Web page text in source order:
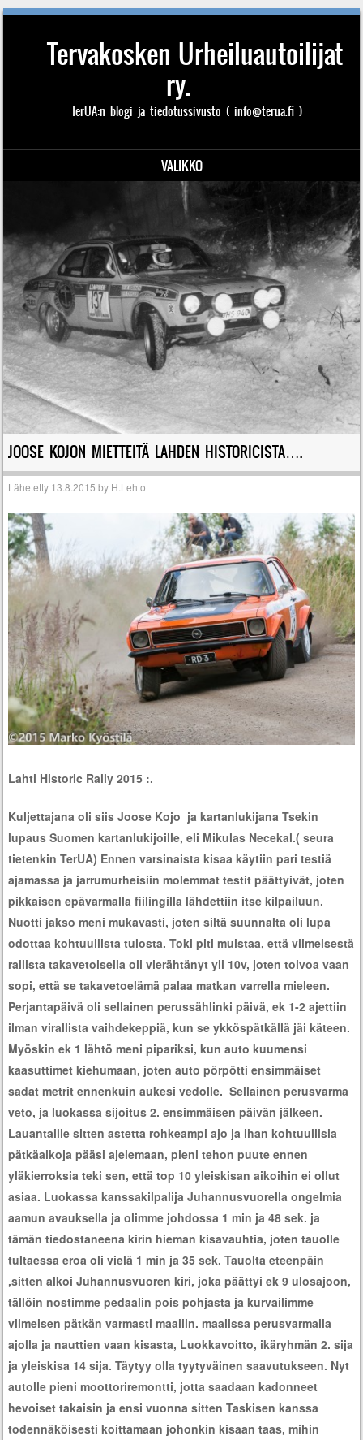
Tervakosken Urheiluautoilijat
ry.
TerUA:n blogi ja tiedotussivusto ( info@terua.fi )
VALIKKO
JOOSE KOJON MIETTEITÄ LAHDEN HISTORICISTA….
Lähetetty 13.8.2015 by H.Lehto
Lahti Historic Rally 2015 :.
Kuljettajana oli siis Joose Kojo ja kartanlukijana Tsekin
lupaus Suomen kartanlukijoille, eli Mikulas Necekal.( seura
tietenkin TerUA) Ennen varsinaista kisaa käytiin pari testiä
ajamassa ja jarrumurheisiin molemmat testit päättyivät, joten
pikkaisen epävarmalla fiilingilla lähdettiin itse kilpailuun.
Nuotti jakso meni mukavasti, joten siltä suunnalta oli lupa
odottaa kohtuullista tulosta. Toki piti muistaa, että viimeisestä
rallista takavetoisella oli vierähtänyt yli 10v, joten toivoa vaan
sopi, että se takavetoelämä palaa matkan varrella mieleen.
Perjantapäivä oli sellainen perussählinki päivä, ek 1-2 ajettiin
ilman virallista vaihdekeppiä, kun se ykköspätkällä jäi käteen.
Myöskin ek 1 lähtö meni pipariksi, kun auto kuumensi
kaasuttimet kiehumaan, joten auto pörpötti ensimmäiset
sadat metrit ennenkuin aukesi vedolle. Sellainen perusvarma
veto, ja luokassa sijoitus 2. ensimmäisen päivän jälkeen.
Lauantaille sitten astetta rohkeampi ajo ja ihan kohtuullisia
pätkäaikoja pääsi ajelemaan, pieni tehon puute ennen
yläkierroksia teki sen, että top 10 yleiskisan aikoihin ei ollut
asiaa. Luokassa kanssakilpalija Juhannusvuorella ongelmia
aamun avauksella ja olimme johdossa 1 min ja 48 sek. ja
tämän tiedostaneena kirin hieman kisavauhtia, joten tauolle
tultaessa eroa oli vielä 1 min ja 35 sek. Tauolta eteenpäin
,sitten alkoi Juhannusvuoren kiri, joka päättyi ek 9 ulosajoon,
tällöin nostimme pedaalin pois pohjasta ja kurvailimme
viimeisen pätkän varmasti maaliin. maalissa perusvarmalla
ajolla ja nauttien vaan kisasta, Luokkavoitto, ikäryhmän 2. sija
ja yleiskisa 14 sija. Täytyy olla tyytyväinen saavutukseen. Nyt
autolle pieni moottoriremontti, jotta saadaan kadonneet
hevoiset takaisin ja ensi vuonna sitten Taskisen kanssa
todennäköisesti koittamaan johonkin kisaan taas, mihin